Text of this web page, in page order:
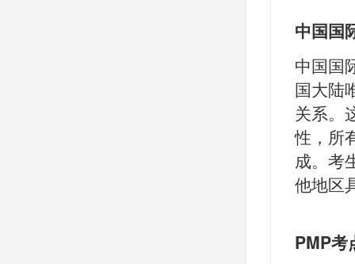
中国国
中国国
国大陆
关系。
性，所
成。考
他地区
PMP考